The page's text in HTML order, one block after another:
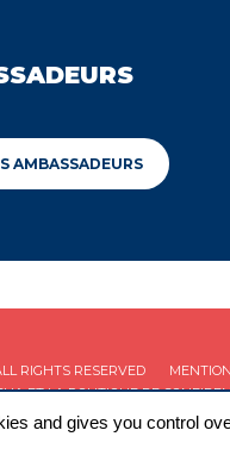
AMBASSADEURS
RIGHTS RESERVED
ET LAPOLITIQUE DE
and gives you control